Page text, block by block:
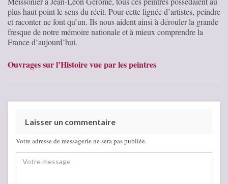
plus haut point le sens du récit. Pour cette lignée d’artistes, peindre
et raconter ne font qu’un. Ils nous aident ainsi à dérouler la grande
fresque de notre mémoire nationale et à mieux comprendre la
France d’aujourd’hui.
Ouvrages sur l’Histoire vue par les peintres
Laisser un commentaire
Votre adresse de messagerie ne sera pas publiée.